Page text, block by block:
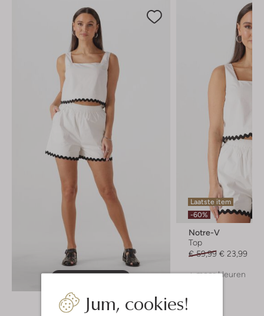
Jum, cookies!
Laatste item
-60%
Notre-V
Top
€ 59,99 € 23,99
+ meer kleuren